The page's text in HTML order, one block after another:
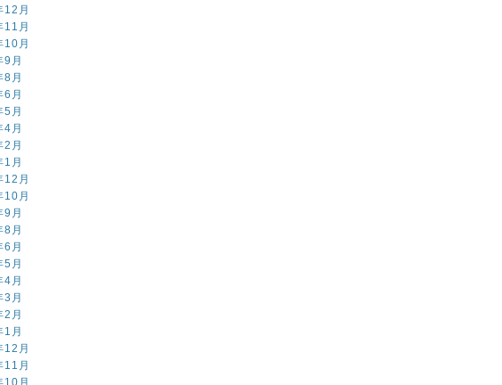
月
月
月
月
月
月
月
月
月
月
月
月
月
月
月
月
月
月
月
月
月
月
月